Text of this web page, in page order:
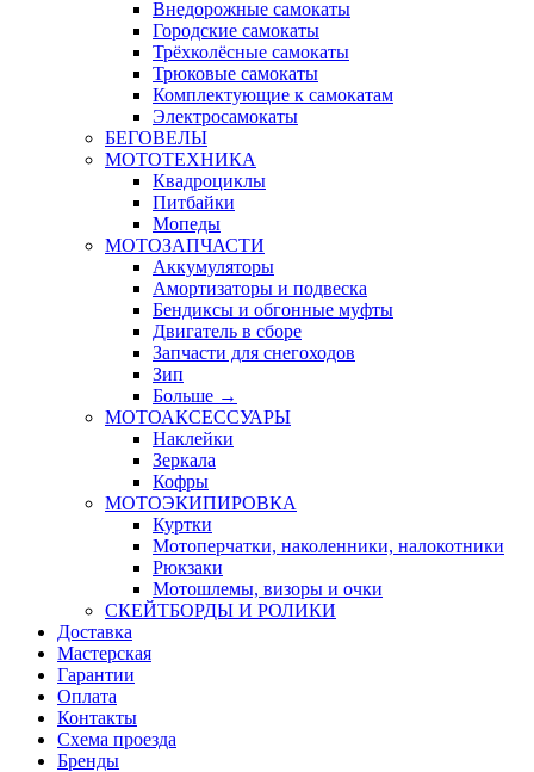
Внедорожные самокаты
Городские самокаты
Трёхколёсные самокаты
Трюковые самокаты
Комплектующие к самокатам
Электросамокаты
БЕГОВЕЛЫ
МОТОТЕХНИКА
Квадроциклы
Питбайки
Мопеды
МОТОЗАПЧАСТИ
Аккумуляторы
Амортизаторы и подвеска
Бендиксы и обгонные муфты
Двигатель в сборе
Запчасти для снегоходов
Зип
Больше →
МОТОАКСЕССУАРЫ
Наклейки
Зеркала
Кофры
МОТОЭКИПИРОВКА
Куртки
Мотоперчатки, наколенники, налокотники
Рюкзаки
Мотошлемы, визоры и очки
СКЕЙТБОРДЫ И РОЛИКИ
Доставка
Мастерская
Гарантии
Оплата
Контакты
Схема проезда
Бренды